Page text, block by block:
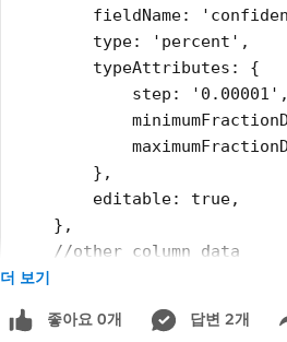
fieldName:
        type: 'percent',
        typeAttributes: {
            step: '0.00001',
        },
        editable: true,
    },
    //other column data
];
For example, if you pass in
더 보기
좋아요 0개 답변 2개